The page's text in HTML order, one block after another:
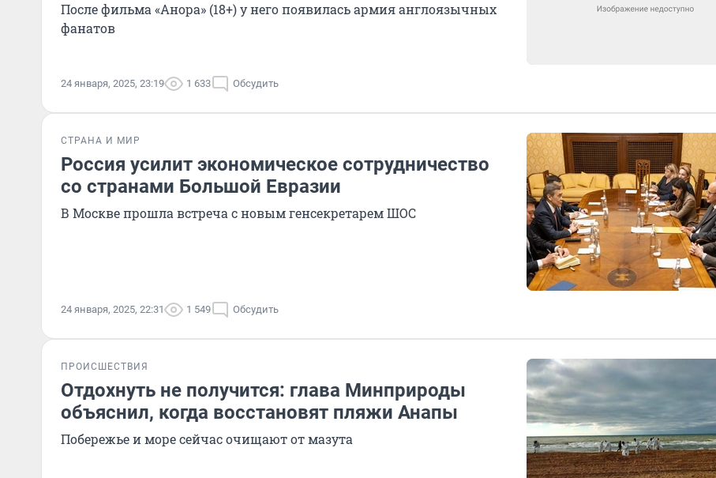
После фильма «Анора» (18+) у него появилась армия англоязычных
фанатов
24 января, 2025, 23:19 1 633 Обсудить
СТРАНА И МИР
Россия усилит экономическое сотрудничество
со странами Большой Евразии
В Москве прошла встреча с новым генсекретарем ШОС
24 января, 2025, 22:31 1 549 Обсудить
ПРОИСШЕСТВИЯ
Отдохнуть не получится: глава Минприроды
объяснил, когда восстановят пляжи Анапы
Побережье и море сейчас очищают от мазута